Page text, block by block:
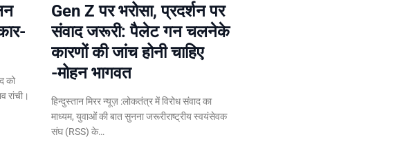
को
रांची।
Gen Z पर भरोसा, प्रदर्शन पर
संवाद जरूरी: पैलेट गन चलनेके
कारणों की जांच होनी चाहिए
-मोहन भागवत
हिन्दुस्तान मिरर न्यूज़ :लोकतंत्र में विरोध संवाद का
माध्यम, युवाओं की बात सुनना जरूरीराष्ट्रीय स्वयंसेवक
संघ (RSS) के…